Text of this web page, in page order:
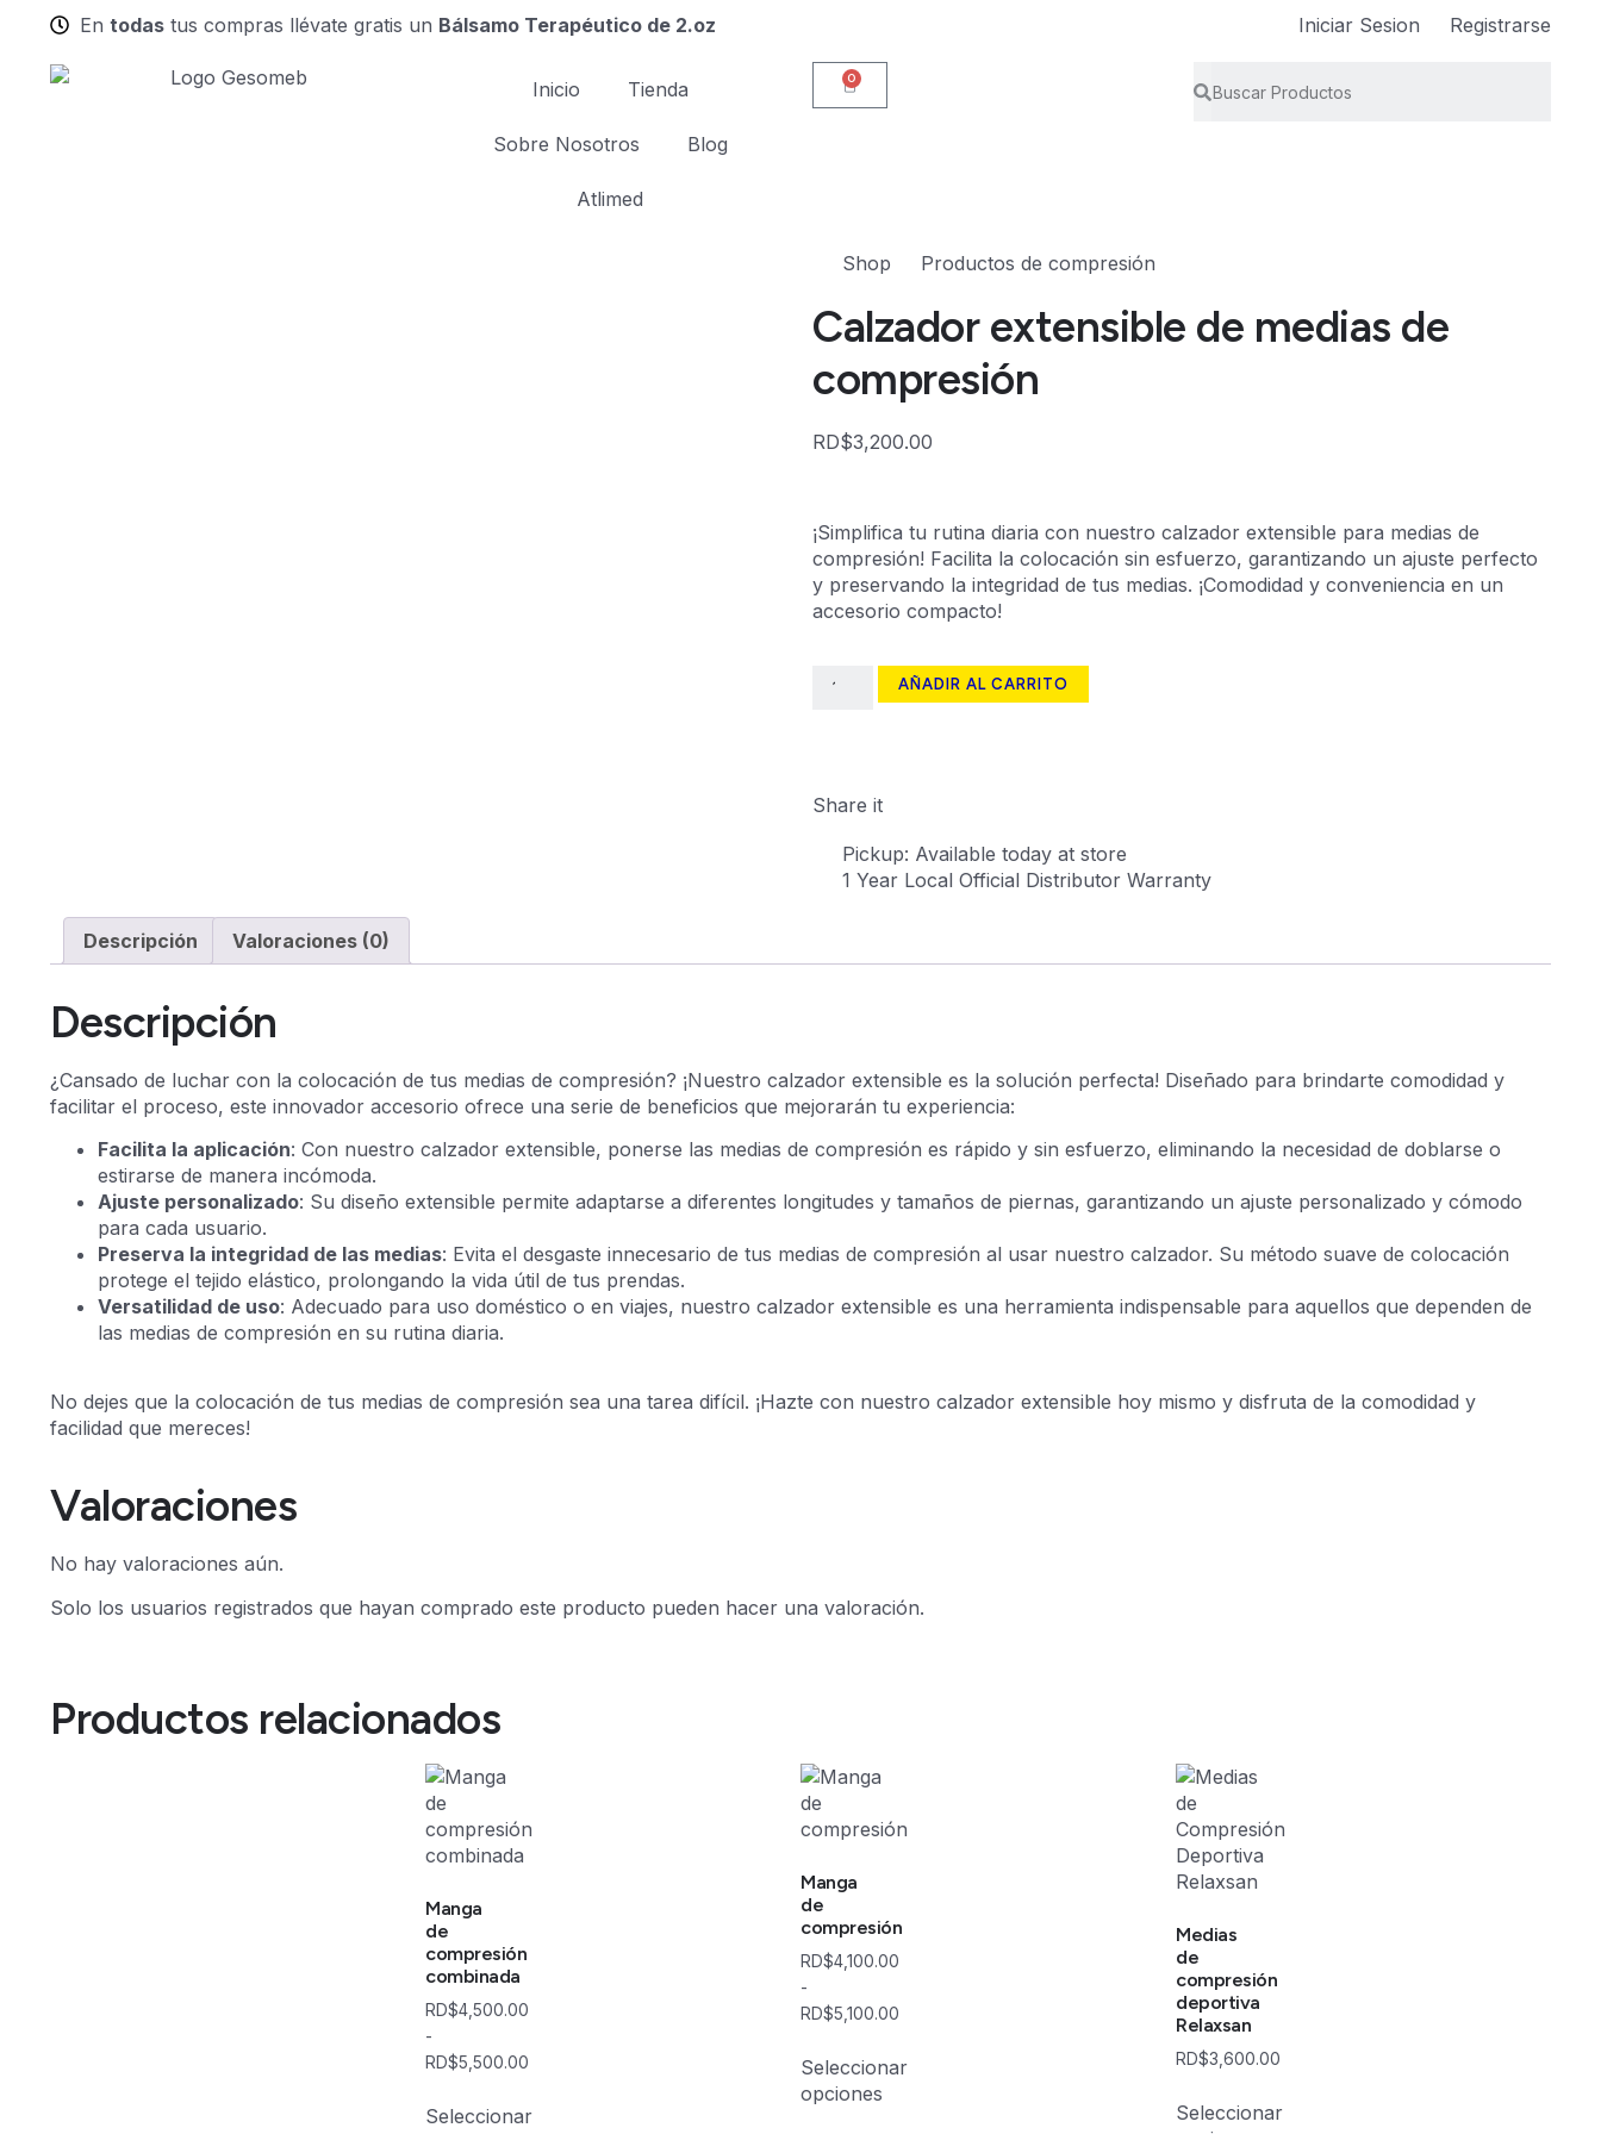
En todas tus compras llévate gratis un Bálsamo Terapéutico de 2.oz Iniciar Sesion Registrarse
Inicio Tienda
Sobre Nosotros Blog
Atlimed
0
Shop Productos de compresión
Calzador extensible de medias de
compresión
RD$3,200.00
¡Simplifica tu rutina diaria con nuestro calzador extensible para medias de
compresión! Facilita la colocación sin esfuerzo, garantizando un ajuste perfecto
y preservando la integridad de tus medias. ¡Comodidad y conveniencia en un
accesorio compacto!
AÑADIR AL CARRITO
Share it
Pickup: Available today at store
1 Year Local Official Distributor Warranty
Descripción Valoraciones (0)
Descripción
¿Cansado de luchar con la colocación de tus medias de compresión? ¡Nuestro calzador extensible es la solución perfecta! Diseñado para brindarte comodidad y
facilitar el proceso, este innovador accesorio ofrece una serie de beneficios que mejorarán tu experiencia:
Facilita la aplicación: Con nuestro calzador extensible, ponerse las medias de compresión es rápido y sin esfuerzo, eliminando la necesidad de doblarse o
estirarse de manera incómoda.
Ajuste personalizado: Su diseño extensible permite adaptarse a diferentes longitudes y tamaños de piernas, garantizando un ajuste personalizado y cómodo
para cada usuario.
Preserva la integridad de las medias: Evita el desgaste innecesario de tus medias de compresión al usar nuestro calzador. Su método suave de colocación
protege el tejido elástico, prolongando la vida útil de tus prendas.
Versatilidad de uso: Adecuado para uso doméstico o en viajes, nuestro calzador extensible es una herramienta indispensable para aquellos que dependen de
las medias de compresión en su rutina diaria.
No dejes que la colocación de tus medias de compresión sea una tarea difícil. ¡Hazte con nuestro calzador extensible hoy mismo y disfruta de la comodidad y
facilidad que mereces!
Valoraciones
No hay valoraciones aún.
Solo los usuarios registrados que hayan comprado este producto pueden hacer una valoración.
Productos relacionados
Manga
de
compresión
combinada
RD$4,500.00
-
RD$5,500.00
Seleccionar
Manga
de
compresión
RD$4,100.00
-
RD$5,100.00
Seleccionar
opciones
Medias
de
compresión
deportiva
Relaxsan
RD$3,600.00
Seleccionar